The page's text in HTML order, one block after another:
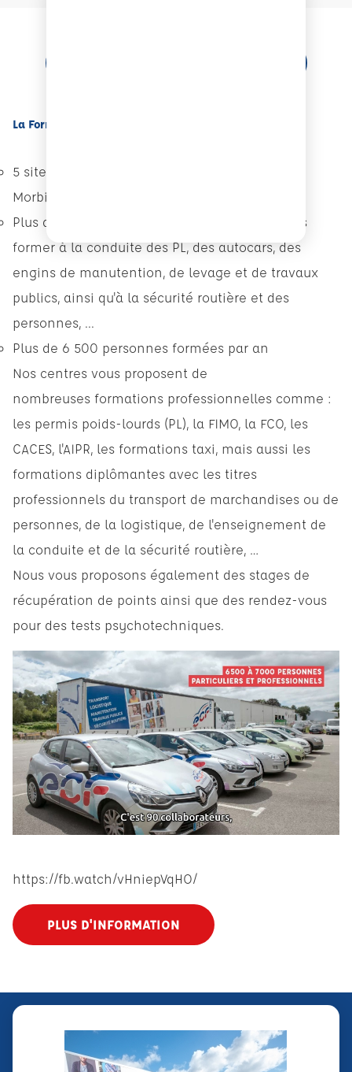
La Formation Professionnelle à l'ECF Roudaut
5 sites de formation dans le Finistère et le
Morbihan
Plus de 50 Formateurs et/ou Testeurs pour vous
former à la conduite des PL, des autocars, des
engins de manutention, de levage et de travaux
publics, ainsi qu'à la sécurité routière et des
personnes, ...
Plus de 6 500 personnes formées par an
Nos centres vous proposent de
nombreuses formations professionnelles comme :
les permis poids-lourds (PL), la FIMO, la FCO, les
CACES, l'AIPR, les formations taxi, mais aussi les
formations diplômantes avec les titres
professionnels du transport de marchandises ou de
personnes, de la logistique, de l'enseignement de
la conduite et de la sécurité routière, …
Nous vous proposons également des stages de
récupération de points ainsi que des rendez-vous
pour des tests psychotechniques.
https://fb.watch/vHniepVqHO/
PLUS D'INFORMATION